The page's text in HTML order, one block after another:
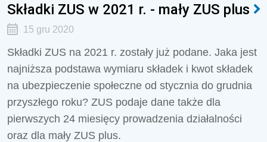
Składki ZUS w 2021 r. - mały ZUS plus
15 gru 2020
Składki ZUS na 2021 r. zostały już podane. Jaka jest
najniższa podstawa wymiaru składek i kwot składek
na ubezpieczenie społeczne od stycznia do grudnia
przyszłego roku? ZUS podaje dane także dla
pierwszych 24 miesięcy prowadzenia działalności
oraz dla mały ZUS plus.